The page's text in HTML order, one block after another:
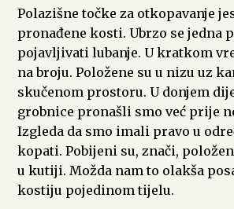
Polazišne točke za otkopavanje
pronađene kosti. Ubrzo se jedna
pojavljivati lubanje. U kratkom
na broju. Položene su u nizu uz
skučenom prostoru. U donjem
grobnice pronašli smo već prije
Izgleda da smo imali pravo u
kopati. Pobijeni su, znači,
u kutiji. Možda nam to olakša
kostiju pojedinom tijelu.